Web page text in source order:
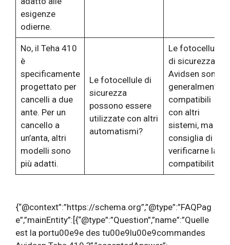
esigenze
odierne.
No, il Teha 410
è
specificamente
progettato per
cancelli a due
ante. Per un
cancello a
un’anta, altri
modelli sono
più adatti.
Le fotocellule di
sicurezza
possono essere
utilizzate con altri
automatismi?
Le fotocellule
di sicurezza
Avidsen sono
generalmente
compatibili
con altri
sistemi, ma si
consiglia di
verificarne la
compatibilità.
{“@context”:”https://schema.org”,”@type”:”FAQPag
e”,”mainEntity”:[{“@type”:”Question”,”name”:”Quelle
est la portu00e9e des tu00e9lu00e9commandes